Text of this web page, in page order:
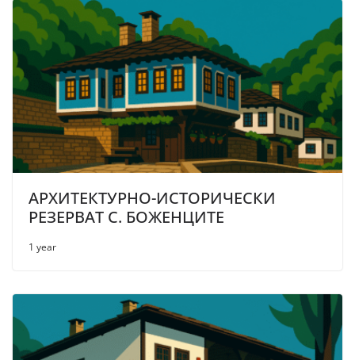
АРХИТЕКТУРНО-ИСТОРИЧЕСКИ
РЕЗЕРВАТ С. БОЖЕНЦИТЕ
1 year